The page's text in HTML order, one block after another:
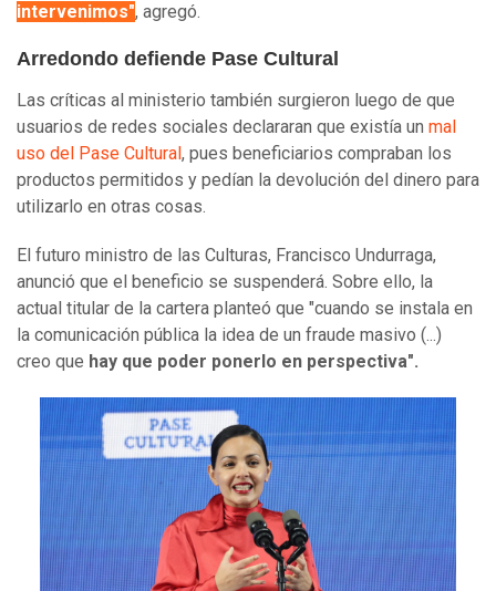
intervenimos", agregó.
Arredondo defiende Pase Cultural
Las críticas al ministerio también surgieron luego de que
usuarios de redes sociales declararan que existía un mal
uso del Pase Cultural , pues beneficiarios compraban los
productos permitidos y pedían la devolución del dinero para
utilizarlo en otras cosas.
El futuro ministro de las Culturas, Francisco Undurraga,
anunció que el beneficio se suspenderá. Sobre ello, la
actual titular de la cartera planteó que "cuando se instala en
la comunicación pública la idea de un fraude masivo (...)
creo que hay que poder ponerlo en perspectiva".